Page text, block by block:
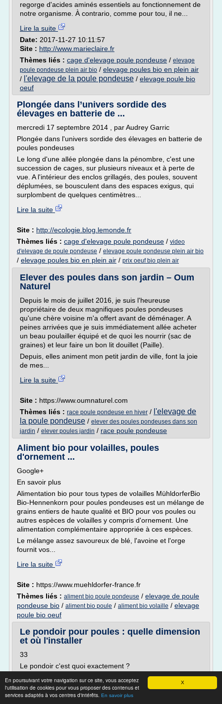
X
En poursuivant votre navigation sur ce site, vous acceptez
l'utilisation de cookies pour vous proposer des contenus et
services adaptés à vos centres d'intérêts. En savoir plus
regorge d'acides aminés essentiels au fonctionnement de
notre organisme. À contrario, comme pour tou, il ne...
Lire la suite
Date: 2017-11-27 10:11:57
Site : http://www.marieclaire.fr
Thèmes liés : cage d'elevage poule pondeuse / elevage
poule pondeuse plein air bio / elevage poules bio en plein air
/ l'elevage de la poule pondeuse / elevage poule bio
oeuf
Plongée dans l’univers sordide des
élevages en batterie de ...
mercredi 17 septembre 2014 , par Audrey Garric
Plongée dans l'univers sordide des élevages en batterie de
poules pondeuses
Le long d'une allée plongée dans la pénombre, c'est une
succession de cages, sur plusieurs niveaux et à perte de
vue. A l'intérieur des enclos grillagés, des poules, souvent
déplumées, se bousculent dans des espaces exigus, qui
surplombent de quelques centimètres...
Lire la suite
Site : http://ecologie.blog.lemonde.fr
Thèmes liés : cage d'elevage poule pondeuse / video
d'elevage de poule pondeuse / elevage poule pondeuse plein air bio
/ elevage poules bio en plein air / prix oeuf bio plein air
Elever des poules dans son jardin – Oum
Naturel
Depuis le mois de juillet 2016, je suis l'heureuse
propriétaire de deux magnifiques poules pondeuses
qu'une chère voisine m'a offert avant de déménager. A
peines arrivées que je suis immédiatement allée acheter
un beau poulailler équipé et de quoi les nourrir (sac de
graines) et leur faire un bon lit douillet (Paille).
Depuis, elles animent mon petit jardin de ville, font la joie
de mes...
Lire la suite
Site : https://www.oumnaturel.com
Thèmes liés : race poule pondeuse en hiver / l'elevage de
la poule pondeuse / elever des poules pondeuses dans son
jardin / elever poules jardin / race poule pondeuse
Aliment bio pour volailles, poules
d'ornement ...
Google+
En savoir plus
Alimentation bio pour tous types de volailles MühldorferBio
Bio-Hennenkorn pour poules pondeuses est un mélange de
grains entiers de haute qualité et BIO pour vos poules ou
autres espèces de volailles y compris d'ornement. Une
alimentation complémentaire appropriée à ces espèces.
Le mélange assez savoureux de blé, l'avoine et l'orge
fournit vos...
Lire la suite
Site : https://www.muehldorfer-france.fr
Thèmes liés : aliment bio poule pondeuse / elevage de poule
pondeuse bio / aliment bio poule / aliment bio volaille / elevage
poule bio oeuf
Le pondoir pour poules : quelle dimension
et où l'installer
33
Le pondoir c'est quoi exactement ?
Le pondoir est le lieu de prédilection de vos poules pour y
pondre leurs oeufs en toute tranquillité et en toute
sécurité. Qu'il soit amovible ou non, en